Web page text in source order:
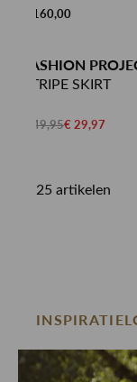
€ 160,00
FASHION
STRIPE SKIRT
€ 49,95€ 29,97
25 artikelen